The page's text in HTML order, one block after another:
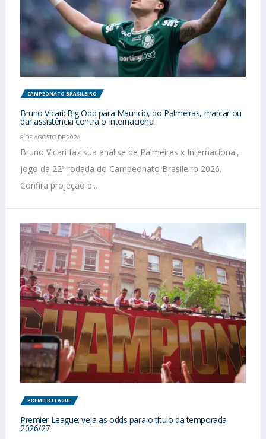
CAMPEONATO BRASILEIRO
Bruno Vicari: Big Odd para Mauricio, do Palmeiras, marcar ou
dar assistência contra o Internacional
8 DE AGOSTO DE 2026
Bruno Vicari faz sua análise de Palmeiras x Internacional,
jogo da 22ª rodada do Campeonato Brasileiro 2026.
Confira projeção e...
PREMIER LEAGUE
Premier League: veja as odds para o título da temporada
2026/27